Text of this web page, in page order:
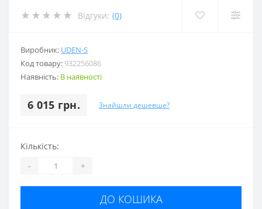
Відгуки: (0)
Виробник: UDEN-S
Код товару: 932256086
Наявність: В наявності
6 015 грн. Знайшли дешевше?
Кількість:
- +
ДО КОШИКА